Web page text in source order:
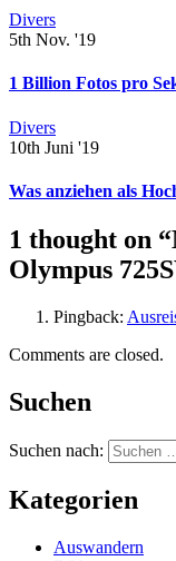
Divers
5th Nov. '19
1 Billion Fotos pro
Divers
10th Juni '19
Was anziehen als
1 thought on “
Olympus
Pingback:
Comments are closed.
Suchen
Suchen nach:
Kategorien
Auswandern